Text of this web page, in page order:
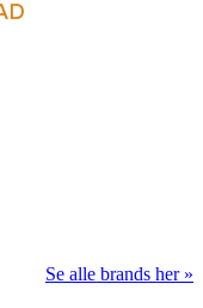
Se alle brands her »